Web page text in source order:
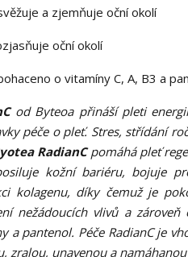
a zjemňuje oční okolí
oční okolí
o vitamíny C, A, B3 a
od Byteoa přináší pleti
péče o pleť. Stres, střídání
RadianCpomáhá pleť
kožní bariéru, bojuje
kolagenu, díky čemuž je
nežádoucích vlivů a
a pantenol. Péče RadianC je
zralou, unavenou a